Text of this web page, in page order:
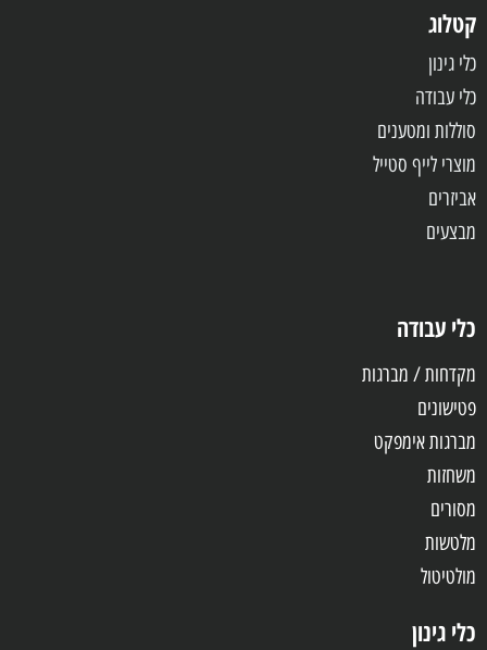
קטלוג
כלי גינון
כלי עבודה
סוללות ומטענים
מוצרי לייף סטייל
אביזרים
מבצעים
כלי עבודה
מקדחות / מברגות
פטישונים
מברגות אימפקט
משחזות
מסורים
מלטשות
מולטיטול
כלי גינון